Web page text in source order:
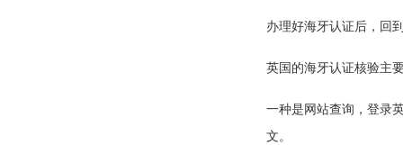
办理好海牙认证后，回
英国的海牙认证核验主
一种是网站查询，登录
文。